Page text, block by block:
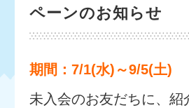
ペーンのお知らせ
期間：7/1(水)～9/5(土)
未入会のお友だちに、紹